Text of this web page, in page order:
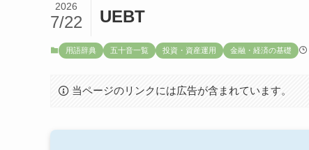
UEBT
2026
7/22
用語辞典 五十音一覧 投資・資産運用 金融・経済の基礎
当ページのリンクには広告が含まれています。